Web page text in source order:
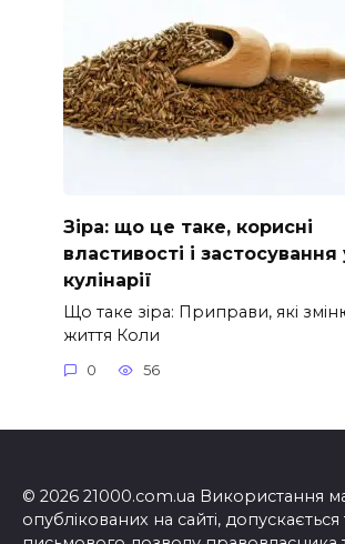
Зіра: що це таке, корисні
властивості і застосування
кулінарії
Що таке зіра: Приправи, які
життя Коли
0 56
© 2026 21000.com.ua Використання
опублікованих на сайті, допускається